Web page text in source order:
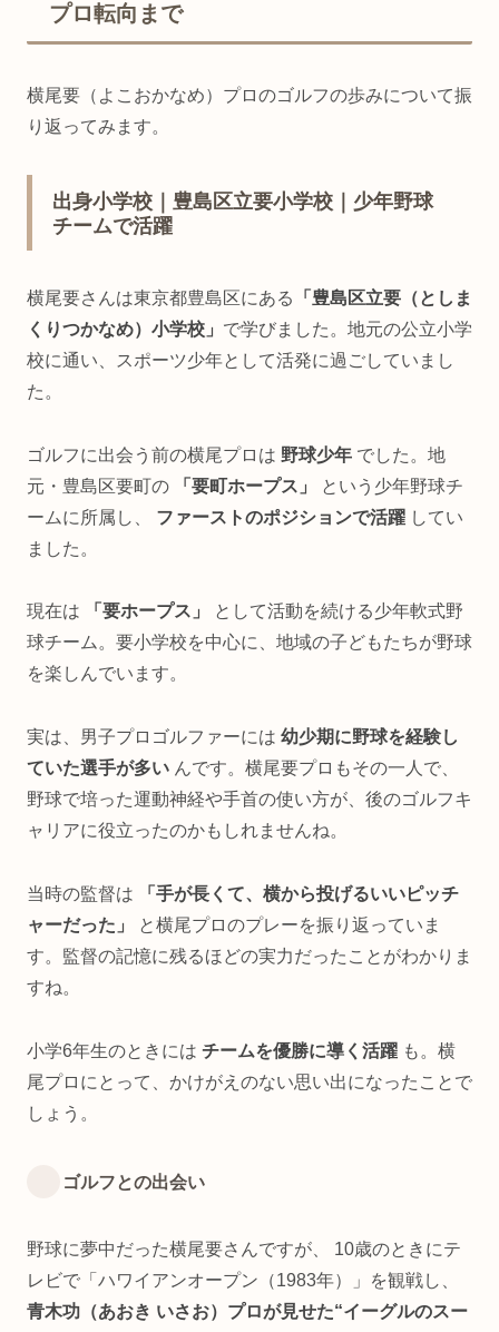
プロ転向まで
横尾要（よこおかなめ）プロのゴルフの歩みについて振
り返ってみます。
出身小学校｜豊島区立要小学校｜少年野球
チームで活躍
横尾要さんは東京都豊島区にある
「豊島区立要（としま
くりつかなめ）小学校」 で学びました。地元の公立小学
校に通い、スポーツ少年として活発に過ごしていまし
た。
ゴルフに出会う前の横尾プロは 野球少年 でした。地
元・豊島区要町の
「要町ホープス」
という少年野球チ
ームに所属し、 ファーストのポジションで活躍 してい
ました。
現在は 「要ホープス」
として活動を続ける少年軟式野
球チーム。要小学校を中心に、地域の子どもたちが野球
を楽しんでいます。
実は、男子プロゴルファーには 幼少期に野球を経験し
ていた選手が多い んです。横尾要プロもその一人で、
野球で培った運動神経や手首の使い方が、後のゴルフキ
ャリアに役立ったのかもしれませんね。
当時の監督は
「手が長くて、横から投げるいいピッチ
ャーだった」
と横尾プロのプレーを振り返っていま
す。監督の記憶に残るほどの実力だったことがわかりま
すね。
小学6年生のときには チームを優勝に導く活躍 も。横
尾プロにとって、かけがえのない思い出になったことで
しょう。
ゴルフとの出会い
野球に夢中だった横尾要さんですが、 10歳のときにテ
レビで「ハワイアンオープン（1983年）」を観戦し、
青木功（あおき いさお）プロが見せた“イーグルのスー